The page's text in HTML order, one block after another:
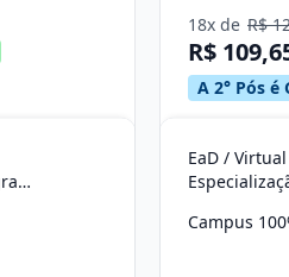
Especialização (pós-graduação)
18x de R$
R$
A 2° Pós é
EaD / Virtual
Campus